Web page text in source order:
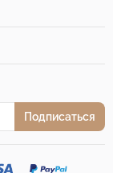
Подписаться